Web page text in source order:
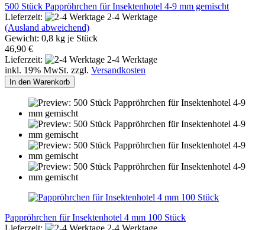
500 Stück Pappröhrchen für Insektenhotel 4-9 mm gemischt
Lieferzeit:
2-4 Werktage
(Ausland abweichend)
Gewicht: 0,8 kg je Stück
46,90 €
Lieferzeit:
2-4 Werktage
inkl. 19% MwSt. zzgl. Versandkosten
In den Warenkorb
Pappröhrchen für Insektenhotel 4 mm 100 Stück
Lieferzeit:
2-4 Werktage